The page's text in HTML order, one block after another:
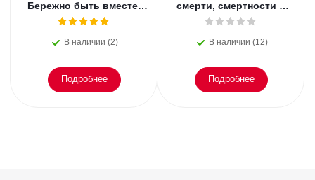
Бережно быть вместе.
Второе дыхание любви,
эмоциональное
В наличии (2)
Подробнее
смерти, смертности и
раскрытии
осталось. Блэк
В наличии (12)
Подробнее